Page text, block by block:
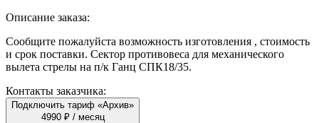
Описание заказа:
Сообщите пожалуйста возможность изготовления , стоимость
и срок поставки. Сектор противовеса для механического
вылета стрелы на п/к Ганц СПК18/35.
Контакты заказчика:
Подключить тариф «Архив»
4990 ₽ / месяц